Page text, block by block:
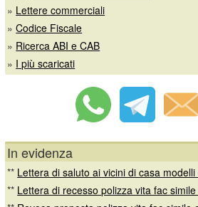
» Lettere commerciali
»Codice Fiscale
» Ricerca ABI e CAB
» I più scaricati
In evidenza
** Lettera di saluto ai vicini di casa
** Lettera di recesso polizza vita fac